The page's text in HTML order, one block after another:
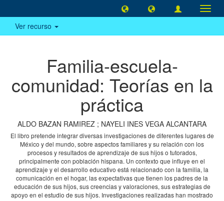
Familia-escuela-
comunidad: Teorías en la
práctica
ALDO BAZAN RAMIREZ ;NAYELI INES VEGA ALCANTARA
El libro pretende integrar diversas investigaciones de diferentes lugares de
México y del mundo, sobre aspectos familiares y su relación con los
procesos y resultados de aprendizaje de sus hijos o tutorados,
principalmente con población hispana. Un contexto que influye en el
aprendizaje y el desarrollo educativo está relacionado con la familia, la